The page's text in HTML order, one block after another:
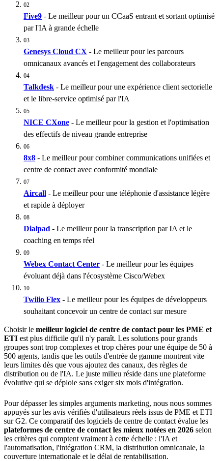
02
Five9 - Le meilleur pour un CCaaS entrant et sortant optimisé
par l'IA à grande échelle
03
Genesys Cloud CX - Le meilleur pour les parcours
omnicanaux avancés et l'engagement des collaborateurs
04
Talkdesk - Le meilleur pour une expérience client sectorielle
et le libre-service optimisé par l'IA
05
NICE CXone - Le meilleur pour la gestion et l'optimisation
des effectifs de niveau grande entreprise
06
8x8 - Le meilleur pour combiner communications unifiées et
centre de contact avec conformité mondiale
07
Aircall - Le meilleur pour une téléphonie d'assistance légère
et rapide à déployer
08
Dialpad - Le meilleur pour la transcription par IA et le
coaching en temps réel
09
Webex Contact Center - Le meilleur pour les équipes
évoluant déjà dans l'écosystème Cisco/Webex
10
Twilio Flex - Le meilleur pour les équipes de développeurs
souhaitant concevoir un centre de contact sur mesure
Choisir le meilleur logiciel de centre de contact pour les PME et
ETI est plus difficile qu'il n'y paraît. Les solutions pour grands
groupes sont trop complexes et trop chères pour une équipe de 50 à
500 agents, tandis que les outils d'entrée de gamme montrent vite
leurs limites dès que vous ajoutez des canaux, des règles de
distribution ou de l'IA. Le juste milieu réside dans une plateforme
évolutive qui se déploie sans exiger six mois d'intégration.
Pour dépasser les simples arguments marketing, nous nous sommes
appuyés sur les avis vérifiés d'utilisateurs réels issus de PME et ETI
sur G2. Ce comparatif des logiciels de centre de contact évalue les
plateformes de centre de contact les mieux notées en 2026 selon
les critères qui comptent vraiment à cette échelle : l'IA et
l'automatisation, l'intégration CRM, la distribution omnicanale, la
couverture internationale et le délai de rentabilisation.